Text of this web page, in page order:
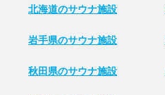
北海道のサウナ施設
岩手県のサウナ施設
秋田県のサウナ施設